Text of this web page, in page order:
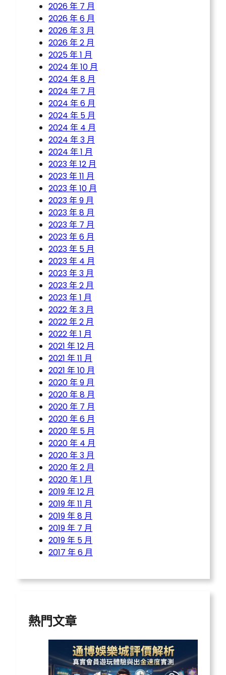
2026 年 7 月
2026 年 6 月
2026 年 3 月
2026 年 2 月
2025 年 1 月
2024 年 10 月
2024 年 8 月
2024 年 7 月
2024 年 6 月
2024 年 5 月
2024 年 4 月
2024 年 3 月
2024 年 1 月
2023 年 12 月
2023 年 11 月
2023 年 10 月
2023 年 9 月
2023 年 8 月
2023 年 7 月
2023 年 6 月
2023 年 5 月
2023 年 4 月
2023 年 3 月
2023 年 2 月
2023 年 1 月
2022 年 3 月
2022 年 2 月
2022 年 1 月
2021 年 12 月
2021 年 11 月
2021 年 10 月
2020 年 9 月
2020 年 8 月
2020 年 7 月
2020 年 6 月
2020 年 5 月
2020 年 4 月
2020 年 3 月
2020 年 2 月
2020 年 1 月
2019 年 12 月
2019 年 11 月
2019 年 8 月
2019 年 7 月
2019 年 5 月
2017 年 6 月
熱門文章